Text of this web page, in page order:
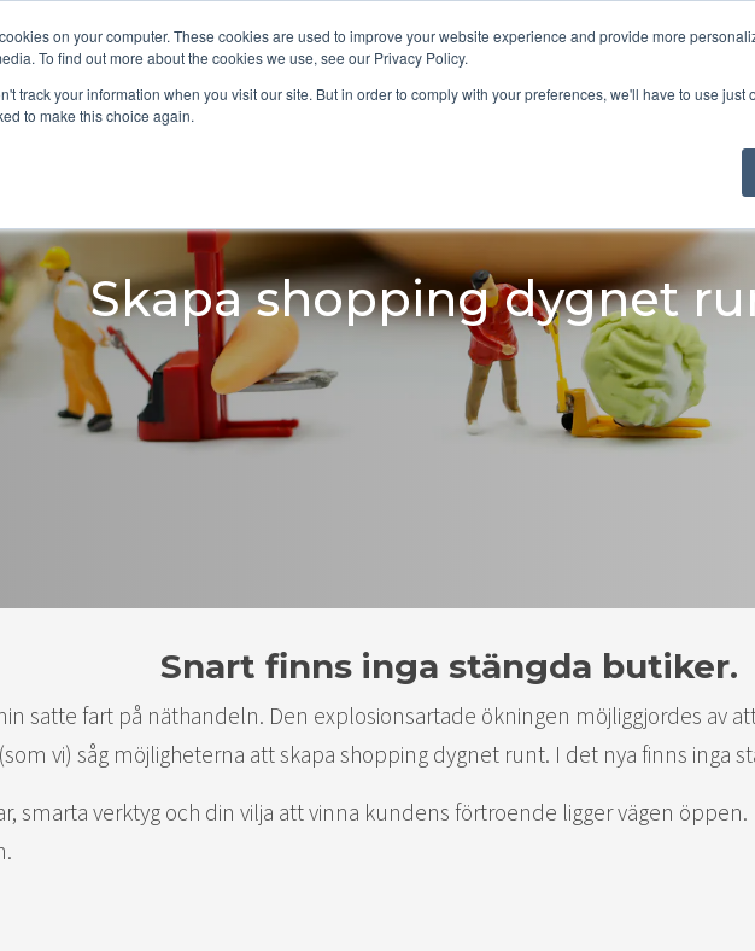
on your computer. These cookies are used to improve your website experience and provide more
To find out more about the cookies we use, see our Privacy Policy.
track your information when you visit our site. But in order to comply with your preferences, we'll have to use just
to make this choice again.
Tjänster Verktyg
Skapa shopping dygnet
Snart finns inga stängda butiker.
satte fart på näthandeln. Den explosionsartade ökningen möjliggjordes av
vi) såg möjligheterna att skapa shopping dygnet runt. I det nya finns inga
smarta verktyg och din vilja att vinna kundens förtroende ligger vägen